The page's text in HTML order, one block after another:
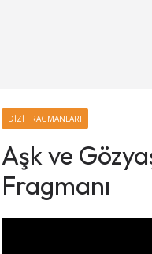
DIZI FRAGMANLARI
Aşk ve
Fragmanı